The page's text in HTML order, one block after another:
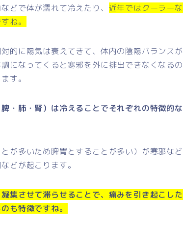
どで体が濡れて冷えたり、 近年ではクーラーな
ね。
的に陽気は衰えてきて、体内の陰陽バランスが
になってくると寒邪を外に排出できなくなるの
す。
・肺・腎）は冷えることでそれぞれの特徴的な
が多いため脾胃とすることが多い）が寒邪など
どが起こります。
集させて滞らせることで、痛みを引き起こした
も特徴ですね。